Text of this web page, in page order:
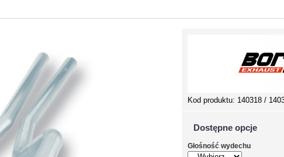
Kod produktu: 140318 /
Dostępne opcje
Głośność wydechu